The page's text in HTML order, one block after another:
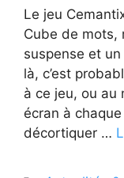
Le jeu
Cube de mots,
suspense et
là, c’est
à ce jeu, ou au
écran à
décortiquer …